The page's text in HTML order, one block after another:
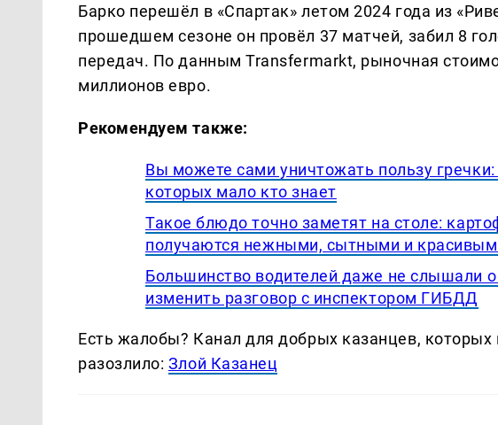
Барко перешёл в «Спартак» летом 2024 года из
прошедшем сезоне он провёл 37 матчей, забил 8
передач. По данным Transfermarkt, рыночная
миллионов евро.
Рекомендуем также:
Вы можете сами уничтожать пользу
которых мало кто знает
Такое блюдо точно заметят на столе:
получаются нежными, сытными и
Большинство водителей даже не слышали
изменить разговор с инспектором ГИБДД
Есть жалобы? Канал для добрых казанцев,
разозлило: Злой Казанец